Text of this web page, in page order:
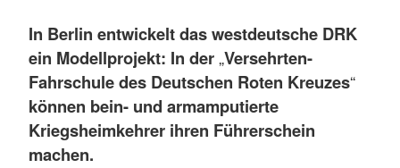
In Berlin entwickelt das westdeutsche DRK
ein Modellprojekt: In der„Versehrten-
Fahrschule des Deutschen Roten Kreuzes“
können bein- und armamputierte
Kriegsheimkehrer ihren Führerschein
machen.